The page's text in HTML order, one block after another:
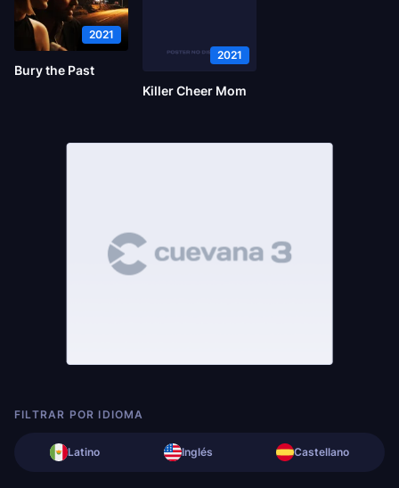
2021
Bury the Past
2021
Killer Cheer Mom
FILTRAR POR IDIOMA
Latino Inglés Castellano